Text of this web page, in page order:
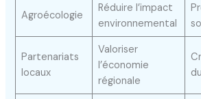
Agroécologie
Réduire l’impact
environnemental
Partenariats
locaux
Valoriser
l’économie
régionale